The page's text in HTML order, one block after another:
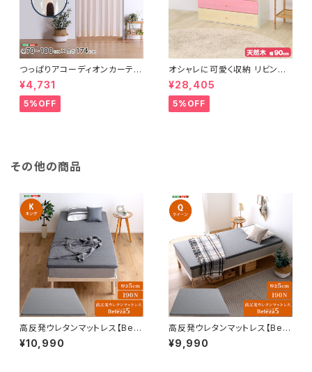
つっぱりアコーディオンカーテ
ン 100×174cm SH-16-TA
DC
¥4,731
5%OFF
オシャレに可愛く収納 リビング
用ローチェスト 4段 幅90cm
天然木（桐）日本製｜petora-
ペトラ- SH-08-PTR90
¥28,405
5%OFF
その他の商品
高反発ウレタンマットレス【Bele
za5-ベレーザ・ファイブ-】(キン
グ) ORM-05K
¥10,990
高反発ウレタンマットレス【Bele
za5-ベレーザ・ファイブ-】(クイ
ーン) ORM-05Q
¥9,990